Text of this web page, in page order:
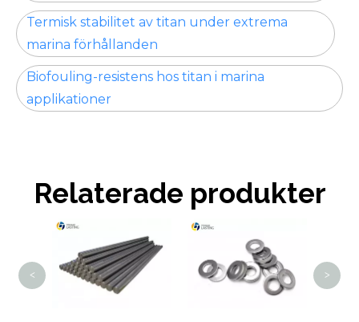
Termisk stabilitet av titan under extrema
marina förhållanden
Biofouling-resistens hos titan i marina
applikationer
Relaterade produkter
Titan reducerare
< >